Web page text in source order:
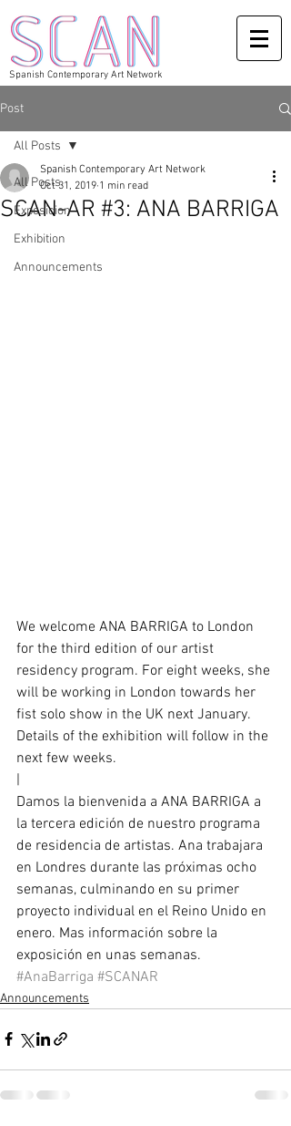
Spanish Contemporary Art Network
Post
All Posts
Exposicion
Exhibition
Announcements
All Posts
SCAN-AR #3: ANA BARRIGA
Spanish Contemporary Art Network
Oct 31, 2019 1 min read
We welcome ANA BARRIGA to London
for the third edition of our artist
residency program. For eight weeks, she
will be working in London towards her
fist solo show in the UK next January.
Details of the exhibition will follow in the
next few weeks.
Damos la bienvenida a ANA BARRIGA a
la tercera edición de nuestro programa
de residencia de artistas. Ana trabajara
en Londres durante las próximas ocho
semanas, culminando en su primer
proyecto individual en el Reino Unido en
enero. Mas información sobre la
exposición en unas semanas.
#AnaBarriga #SCANAR
Announcements